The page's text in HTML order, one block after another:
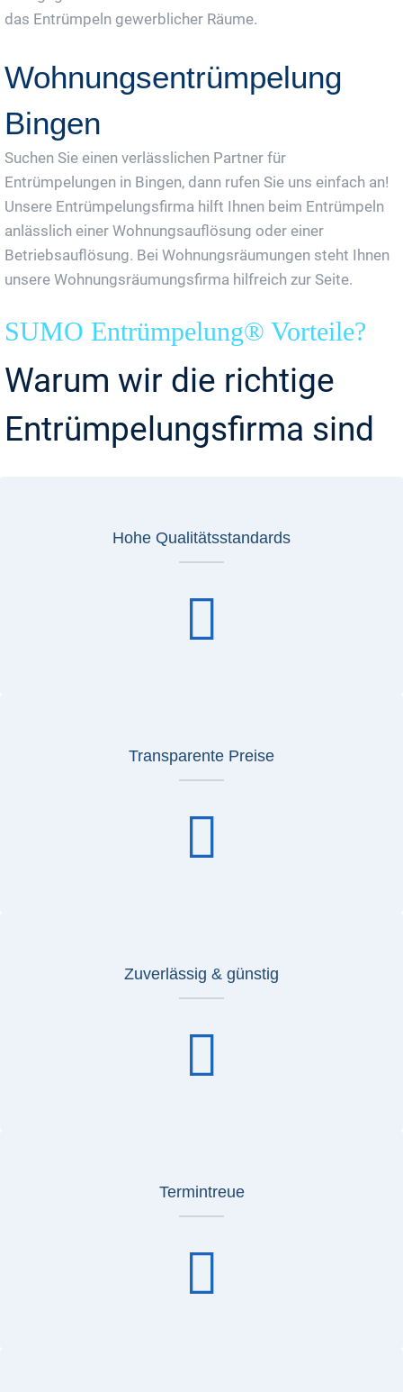
das Entrümpeln gewerblicher Räume.
Wohnungsentrümpelung
Bingen
Suchen Sie einen verlässlichen Partner für
Entrümpelungen in Bingen, dann rufen Sie uns einfach an!
Unsere Entrümpelungsfirma hilft Ihnen beim Entrümpeln
anlässlich einer Wohnungsauflösung oder einer
Betriebsauflösung. Bei Wohnungsräumungen steht Ihnen
unsere Wohnungsräumungsfirma hilfreich zur Seite.
SUMO Entrümpelung® Vorteile?
Warum wir die richtige
Entrümpelungsfirma sind
Hohe Qualitätsstandards
Transparente Preise
Zuverlässig & günstig
Termintreue